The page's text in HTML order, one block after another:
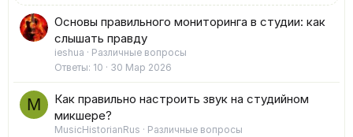
Основы правильного мониторинга в студии: как
слышать правду
ieshua
Различные вопросы
Ответы 10 30 Мар 2026
M
Как правильно настроить звук на студийном
микшере?
MusicHistorianRus
Различные вопросы